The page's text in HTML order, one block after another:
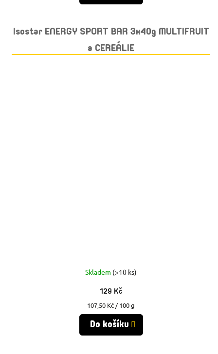
Isostar ENERGY SPORT BAR 3x40g MULTIFRUIT
a CEREÁLIE
Skladem (>10 ks)
129 Kč
Měrná
cena:
107,50 Kč / 100 g
Do košíku